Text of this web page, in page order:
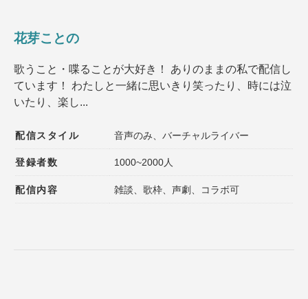
花芽ことの
歌うこと・喋ることが大好き！ ありのままの私で配信し
ています！ わたしと一緒に思いきり笑ったり、時には泣
いたり、楽し...
配信スタイル 音声のみ、バーチャルライバー
登録者数 1000~2000人
配信内容 雑談、歌枠、声劇、コラボ可